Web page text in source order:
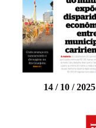
14 / 10 / 2025